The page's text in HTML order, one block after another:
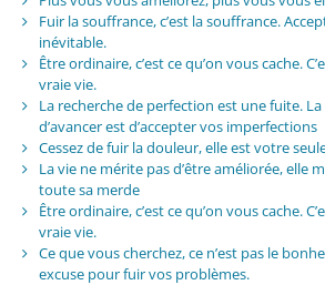
Fuir la souffrance, c’est la souffrance.
inévitable.
Être ordinaire, c’est ce qu’on vous cache.
vraie vie.
La recherche de perfection est une fuite.
d’avancer est d’accepter vos imperfections
Cessez de fuir la douleur, elle est votre
La vie ne mérite pas d’être améliorée, elle
toute sa merde
Être ordinaire, c’est ce qu’on vous cache.
vraie vie.
Ce que vous cherchez, ce n’est pas le
excuse pour fuir vos problèmes.